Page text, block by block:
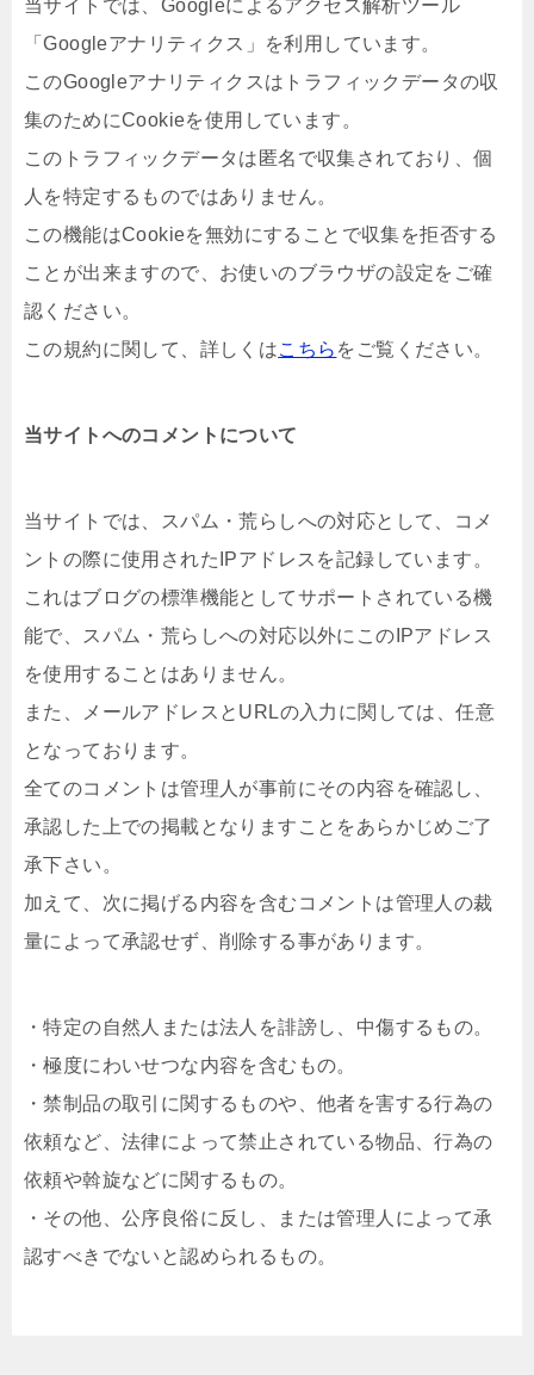
当サイトでは、Googleによるアクセス解析ツール
「Googleアナリティクス」を利用しています。
このGoogleアナリティクスはトラフィックデータの収
集のためにCookieを使用しています。
このトラフィックデータは匿名で収集されており、個
人を特定するものではありません。
この機能はCookieを無効にすることで収集を拒否する
ことが出来ますので、お使いのブラウザの設定をご確
認ください。
この規約に関して、詳しくはこちら をご覧ください。
当サイトへのコメントについて
当サイトでは、スパム・荒らしへの対応として、コメ
ントの際に使用されたIPアドレスを記録しています。
これはブログの標準機能としてサポートされている機
能で、スパム・荒らしへの対応以外にこのIPアドレス
を使用することはありません。
また、メールアドレスとURLの入力に関しては、任意
となっております。
全てのコメントは管理人が事前にその内容を確認し、
承認した上での掲載となりますことをあらかじめご了
承下さい。
加えて、次に掲げる内容を含むコメントは管理人の裁
量によって承認せず、削除する事があります。
・特定の自然人または法人を誹謗し、中傷するもの。
・極度にわいせつな内容を含むもの。
・禁制品の取引に関するものや、他者を害する行為の
依頼など、法律によって禁止されている物品、行為の
依頼や斡旋などに関するもの。
・その他、公序良俗に反し、または管理人によって承
認すべきでないと認められるもの。